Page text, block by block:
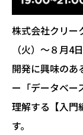
株式会社クリー
（火）～８月4
開発に興味のあ
ー「データベー
理解する【入門
す。